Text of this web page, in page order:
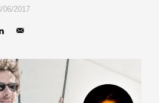
06/2017